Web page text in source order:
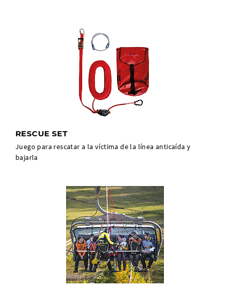
RESCUE SET
Juego para rescatar a la víctima de la línea anticaída y
bajarla